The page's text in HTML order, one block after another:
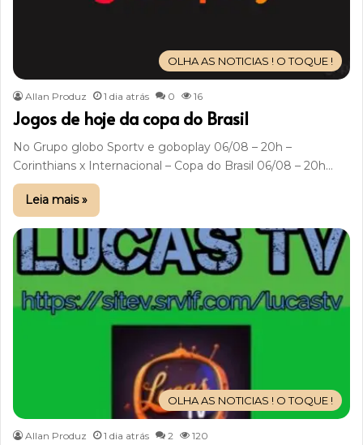
OLHA AS NOTICIAS ! O TOQUE !
Allan Produz 1 dia atrás 0 16
Jogos de hoje da copa do Brasil
No Grupo globo Sportv e goboplay 06/08 – 20h –
Corinthians x Internacional – Copa do Brasil 06/08 – 20h…
Leia mais »
OLHA AS NOTICIAS ! O TOQUE !
Allan Produz 1 dia atrás 2 120